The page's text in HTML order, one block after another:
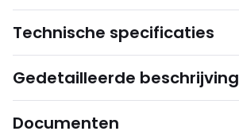
Technische specificaties
Gedetailleerde beschrijving
Documenten